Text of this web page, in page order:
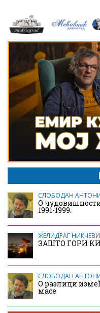
СЛОБОДАН
О
1991-1999.
ЖЕЛИДРАГ
ЗАШТО ГОРИ
СЛОБОДАН
О разлици
масе